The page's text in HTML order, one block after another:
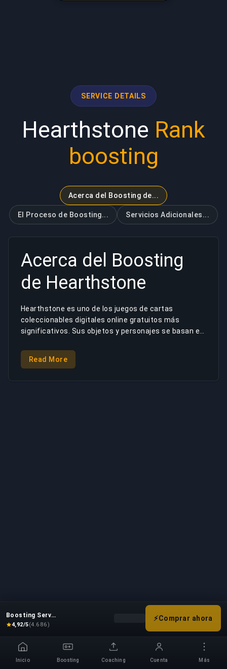
Boosting Service
4,92/5(4.686)
⚡Comprar ahora
Elige tus opciones de boost
SERVICE DETAILS
Hearthstone Rank
boosting
Acerca del Boosting de...
El Proceso de Boosting... Servicios Adicionales...
Acerca del Boosting
de Hearthstone
Hearthstone es uno de los juegos de cartas
coleccionables digitales online gratuitos más
significativos. Sus objetos y personajes se basan en
Blizzard demuestra ser muy exitosa ya que el juego
superó recientemente la base de jugadores de 100
Read More
Inicio Boosting Coaching Cuenta Más